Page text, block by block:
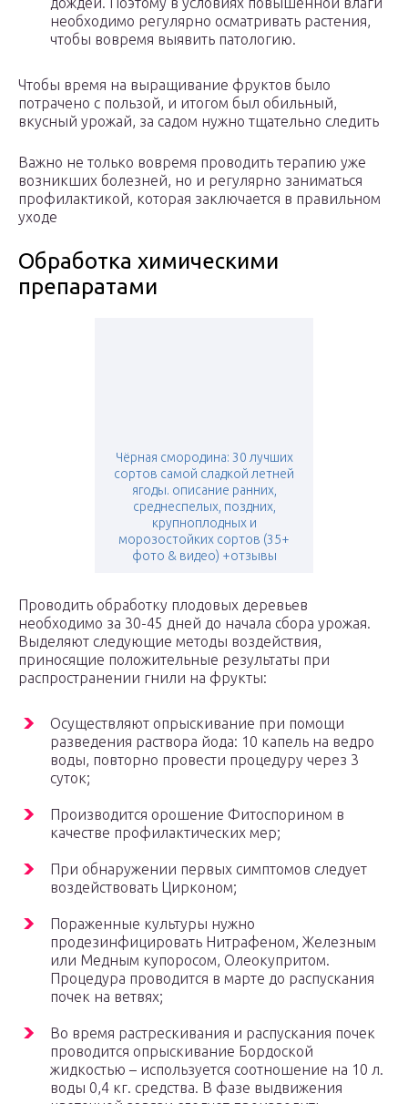
необходимо регулярно осматривать растения,
чтобы вовремя выявить патологию.
Чтобы время на выращивание фруктов было
потрачено с пользой, и итогом был обильный,
вкусный урожай, за садом нужно тщательно следить
Важно не только вовремя проводить терапию уже
возникших болезней, но и регулярно заниматься
профилактикой, которая заключается в правильном
уходе
Обработка химическими
препаратами
Чёрная смородина: 30 лучших
сортов самой сладкой летней
ягоды. описание ранних,
среднеспелых, поздних,
крупноплодных и
морозостойких сортов (35+
фото & видео) +отзывы
Проводить обработку плодовых деревьев
необходимо за 30-45 дней до начала сбора урожая.
Выделяют следующие методы воздействия,
приносящие положительные результаты при
распространении гнили на фрукты:
Осуществляют опрыскивание при помощи
разведения раствора йода: 10 капель на ведро
воды, повторно провести процедуру через 3
суток;
Производится орошение Фитоспорином в
качестве профилактических мер;
При обнаружении первых симптомов следует
воздействовать Цирконом;
Пораженные культуры нужно
продезинфицировать Нитрафеном, Железным
или Медным купоросом, Олеокупритом.
Процедура проводится в марте до распускания
почек на ветвях;
Во время растрескивания и распускания почек
проводится опрыскивание Бордоской
жидкостью – используется соотношение на 10 л.
воды 0,4 кг. средства. В фазе выдвижения